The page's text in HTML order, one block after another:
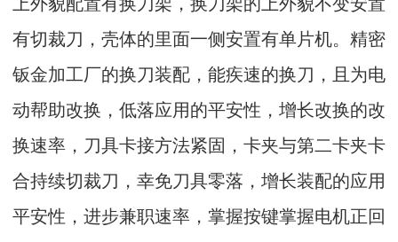
有切裁刀，壳体的里面一侧安置有单片机。精密
钣金加工厂的换刀装配，能疾速的换刀，且为电
动帮助改换，低落应用的平安性，增长改换的改
换速率，刀具卡接方法紧固，卡夹与第二卡夹卡
合持续切裁刀，幸免刀具零落，增长装配的应用
平安性，进步兼职速率，掌握按键掌握电机正回